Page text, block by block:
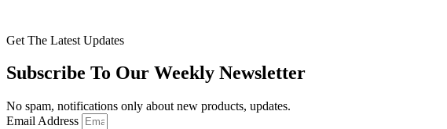
Get The Latest Updates
Subscribe To Our Weekly Newsletter
No spam, notifications only about new products, updates.
Email Address